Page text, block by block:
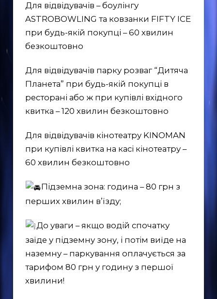
Для відвідувачів – боулінгу
ASTROBOWLING та ковзанки FIFTY ICE
при будь-якій покупці – 60 хвилин
безкоштовно
Для відвідувачів парку розваг “Дитяча
Планета” при будь-якій покупці в
ресторані або ж при купівлі вхідного
квитка – 120 хвилин безкоштовно
Для відвідувачів кінотеатру KINOMAN
при купівлі квитка на касі кінотеатру –
60 хвилин безкоштовно
Підземна зона: година – 80 грн з
перших хвилин в’їзду;
До уваги – якщо водій спочатку
заїде у підземну зону, і потім виїде на
наземну – паркування оплачується за
тарифом 80 грн у годину з першої
хвилини!